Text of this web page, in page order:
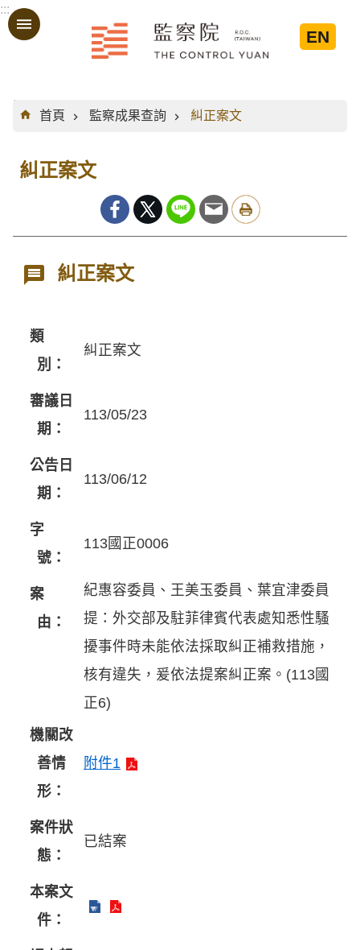
跳到主要內容區塊
:::
EN
:::
首頁
監察成果查詢 糾正案文
糾正案文
糾正案文
類
別：
糾正案文
審議日
期：
113/05/23
公告日
期：
113/06/12
字
號：
113國正0006
案
由：
紀惠容委員、王美玉委員、葉宜津委員
提：外交部及駐菲律賓代表處知悉性騷
擾事件時未能依法採取糾正補救措施，
核有違失，爰依法提案糾正案。(113國
正6)
機關改
善情
形：
附件1
案件狀
態：
已結案
本案文
件：